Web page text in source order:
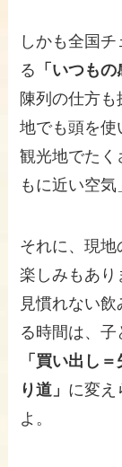
しかも全国
る 「いつもの
陳列の仕方
地でも頭を使
観光地でたく
もに近い空気
それに、現
楽しみもあり
見慣れない
る時間は、子
「買い出し
り道」 に変え
よ。